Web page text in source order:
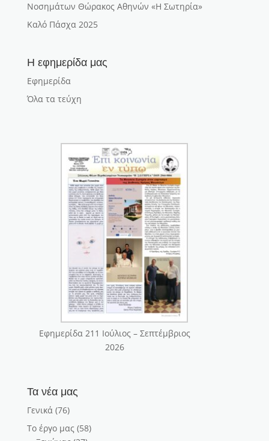
Νοσημάτων Θώρακος Αθηνών «Η Σωτηρία»
Καλό Πάσχα 2025
Η εφημερίδα μας
Εφημερίδα
Όλα τα τεύχη
Εφημερίδα 211 Ιούλιος – Σεπτέμβριος
2026
Τα νέα μας
Γενικά (76)
Το έργο μας(58)